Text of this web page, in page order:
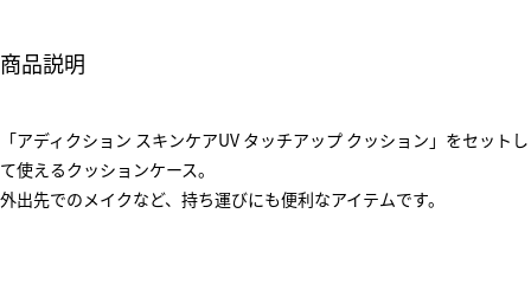
商品説明
「アディクション スキンケアUV タッチアップ クッション」をセットし
て使えるクッションケース。
外出先でのメイクなど、持ち運びにも便利なアイテムです。